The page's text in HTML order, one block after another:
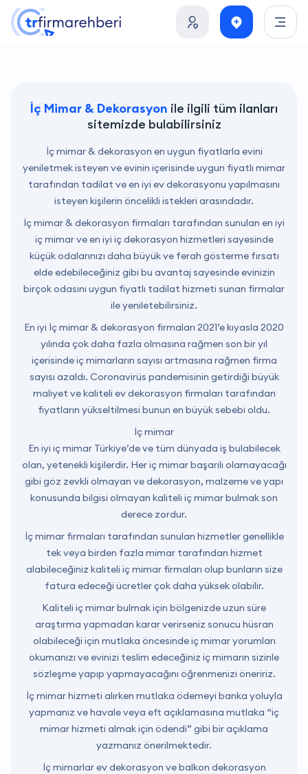
İç Mimar & Dekorasyon ile ilgili tüm ilanları
sitemizde bulabilirsiniz
İç mimar & dekorasyon en uygun fiyatlarla evini
yeniletmek isteyen ve evinin içerisinde uygun fiyatlı mimar
tarafından tadilat ve en iyi ev dekorasyonu yapılmasını
isteyen kişilerin öncelikli istekleri arasındadır.
İç mimar & dekorasyon firmaları tarafından sunulan en iyi
iç mimar ve en iyi iç dekorasyon hizmetleri sayesinde
küçük odalarınızı daha büyük ve ferah gösterme fırsatı
elde edebileceğiniz gibi bu avantaj sayesinde evinizin
birçok odasını uygun fiyatlı tadilat hizmeti sunan firmalar
ile yeniletebilirsiniz.
En iyi İç mimar & dekorasyon firmaları 2021’e kıyasla 2020
yılında çok daha fazla olmasına rağmen son bir yıl
içerisinde iç mimarların sayısı artmasına rağmen firma
sayısı azaldı. Coronavirüs pandemisinin getirdiği büyük
maliyet ve kaliteli ev dekorasyon firmaları tarafından
fiyatların yükseltilmesi bunun en büyük sebebi oldu.
İç mimar
En iyi iç mimar Türkiye’de ve tüm dünyada iş bulabilecek
olan, yetenekli kişilerdir. Her iç mimar başarılı olamayacağı
gibi göz zevkli olmayan ve dekorasyon, malzeme ve yapı
konusunda bilgisi olmayan kaliteli iç mimar bulmak son
derece zordur.
İç mimar firmaları tarafından sunulan hizmetler genellikle
tek veya birden fazla mimar tarafından hizmet
alabileceğiniz kaliteli iç mimar firmaları olup bunların size
fatura edeceği ücretler çok daha yüksek olabilir.
Kaliteli iç mimar bulmak için bölgenizde uzun süre
araştırma yapmadan karar verirseniz sonucu hüsran
olabileceği için mutlaka öncesinde iç mimar yorumları
okumanızı ve evinizi teslim edeceğiniz iç mimarın sizinle
sözleşme yapıp yapmayacağını öğrenmenizi öneririz.
İç mimar hizmeti alırken mutlaka ödemeyi banka yoluyla
yapmanız ve havale veya eft açıklamasına mutlaka “iç
mimar hizmeti almak için ödendi” gibi bir açıklama
yazmanız önerilmektedir.
İç mimarlar ev dekorasyon ve balkon dekorasyon